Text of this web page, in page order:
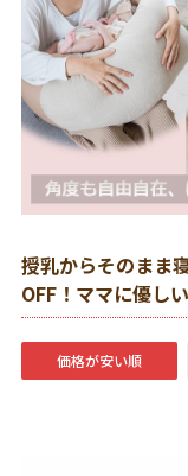
授乳からそのまま
OFF！ママに優し
価格が安い順